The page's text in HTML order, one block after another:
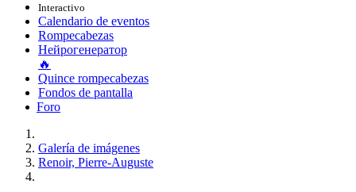
Interactivo
Calendario de eventos
Rompecabezas
Нейрогенератор
🔥
Quince rompecabezas
Fondos de pantalla
Foro
Galería de imágenes
Renoir, Pierre-Auguste